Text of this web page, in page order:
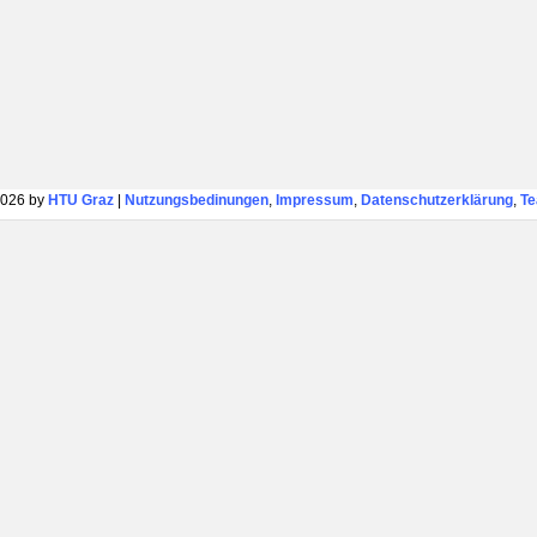
by HTU Graz| Nutzungsbedinungen, Impressum, Datenschutzerklärung,